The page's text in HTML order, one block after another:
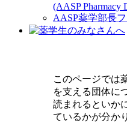
(AASP Pharmacy
AASP薬学部長
このページでは
を支える団体に
読まれるといか
ているかが分か